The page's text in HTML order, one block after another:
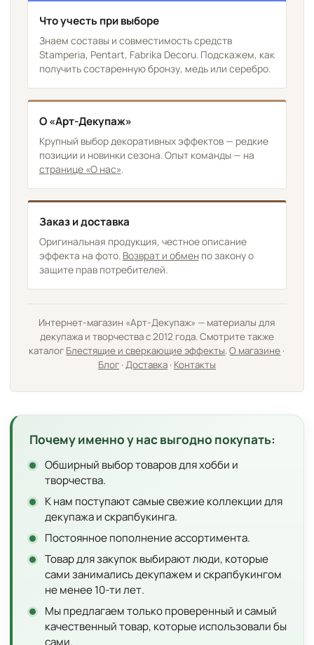
Что учесть при выборе
Знаем составы и совместимость средств
Stamperia, Pentart, Fabrika Decoru. Подскажем, как
получить состаренную бронзу, медь или серебро.
О «Арт-Декупаж»
Крупный выбор декоративных эффектов — редкие
позиции и новинки сезона. Опыт команды — на
странице «О нас»
Заказ и доставка
Оригинальная продукция, честное описание
эффекта на фото. Возврат и обменпо закону о
защите прав потребителей.
Интернет-магазин «Арт-Декупаж» — материалы для
декупажа и творчества с 2012 года. Смотрите также
каталог Блестящие и сверкающие эффекты.О магазине ·
Блог· Доставка· Контакты
Почему именно у нас выгодно покупать:
Обширный выбор товаров для хобби и
творчества.
К нам поступают самые свежие коллекции для
декупажа и скрапбукинга.
Постоянное пополнение ассортимента.
Товар для закупок выбирают люди, которые
сами занимались декупажем и скрапбукингом
не менее 10-ти лет.
Мы предлагаем только проверенный и самый
качественный товар, которые использовали бы
сами.